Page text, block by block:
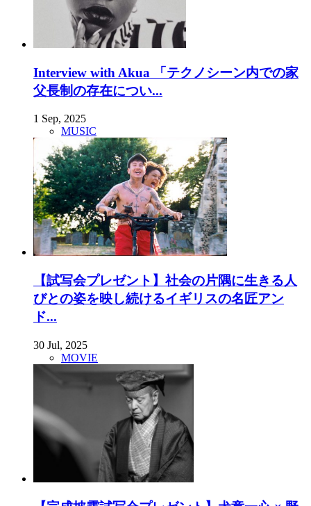
Interview with Akua 「テクノシーン内での家
父長制の存在につい...
1 Sep, 2025
MUSIC
【試写会プレゼント】社会の片隅に生きる人
びとの姿を映し続けるイギリスの名匠アン
ド...
30 Jul, 2025
MOVIE